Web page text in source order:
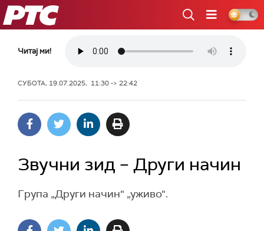
РТС
Читај ми!
СУБОТА, 19.07.2025, 11:30 -> 22:42
Звучни зид – Други начин
Група „Други начин“ „уживо“.